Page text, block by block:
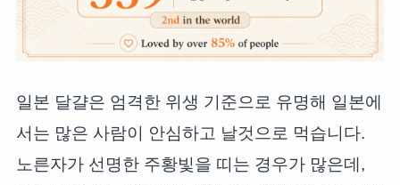
일본 달걀은 엄격한 위생 기준으로 유명해 일본에
서는 많은 사람이 안심하고 날것으로 먹습니다.
노른자가 선명한 주황빛을 띠는 경우가 많은데,